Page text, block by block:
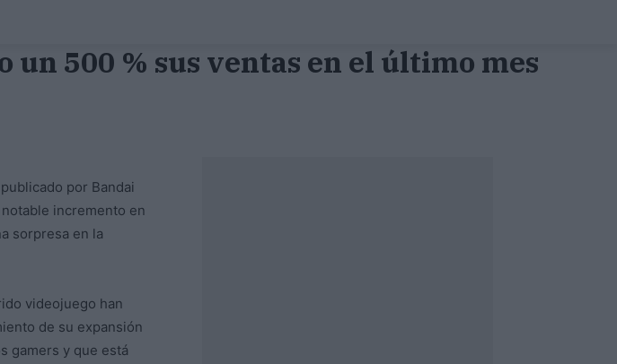
un 500 % sus ventas en el último mes
por Bandai
incremento en
sorpresa en la
videojuego han
de su expansión
gamers y que está